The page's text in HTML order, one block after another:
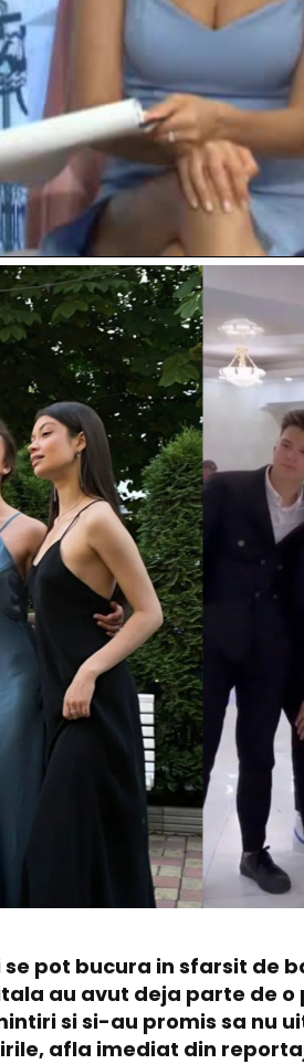
pot bucura in sfarsit de
au avut deja parte de o
si si-au promis sa nu
afla imediat din